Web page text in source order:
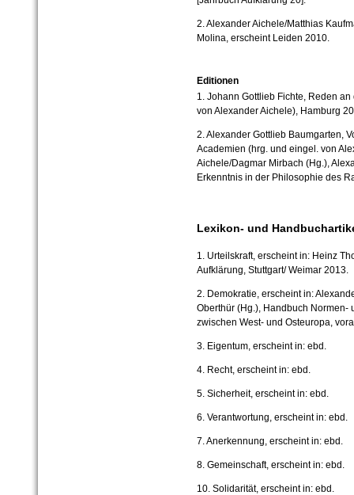
2. Alexander Aichele/Matthias
Molina, erscheint Leiden 2010.
Editionen
1. Johann Gottlieb Fichte, Reden
von Alexander Aichele), Hamburg
2. Alexander Gottlieb Baumgarten,
Academien (hrg. und eingel. von
Aichele/Dagmar Mirbach (Hg.),
Erkenntnis in der Philosophie des
Lexikon- und
1. Urteilskraft, erscheint in: Heinz
Aufklärung, Stuttgart/ Weimar 2013.
2. Demokratie, erscheint in:
Oberthür (Hg.), Handbuch Normen-
zwischen West- und Osteuropa,
3. Eigentum, erscheint in: ebd.
4. Recht, erscheint in: ebd.
5. Sicherheit, erscheint in: ebd.
6. Verantwortung, erscheint in: ebd.
7. Anerkennung, erscheint in: ebd.
8. Gemeinschaft, erscheint in: ebd.
10. Solidarität, erscheint in: ebd.